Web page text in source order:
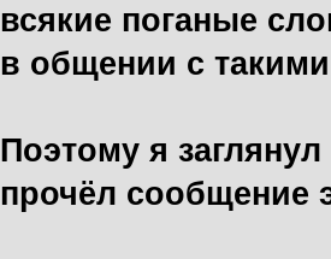
всякие поганые
в общении с
Поэтому я
прочёл сообщение